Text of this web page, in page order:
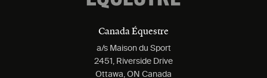
Canada Équestre
a/s Maison du Sport
2451, Riverside Drive
Ottawa, ON Canada